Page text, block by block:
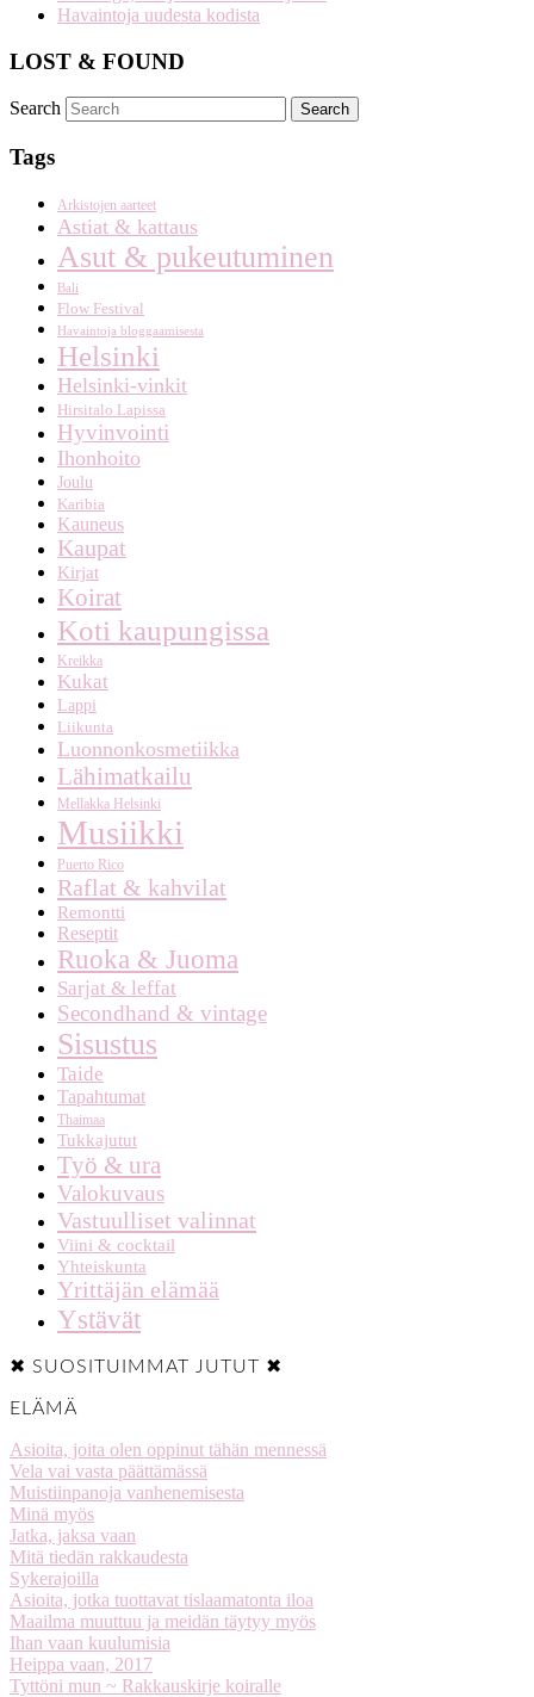
Havaintoja uudesta kodista
LOST & FOUND
Search
Tags
Arkistojen aarteet
Astiat & kattaus
Asut & pukeutuminen
Bali
Flow Festival
Havaintoja bloggaamisesta
Helsinki
Helsinki-vinkit
Hirsitalo Lapissa
Hyvinvointi
Ihonhoito
Joulu
Karibia
Kauneus
Kaupat
Kirjat
Koirat
Koti kaupungissa
Kreikka
Kukat
Lappi
Liikunta
Luonnonkosmetiikka
Lähimatkailu
Mellakka Helsinki
Musiikki
Puerto Rico
Raflat & kahvilat
Remontti
Reseptit
Ruoka & Juoma
Sarjat & leffat
Secondhand & vintage
Sisustus
Taide
Tapahtumat
Thaimaa
Tukkajutut
Työ & ura
Valokuvaus
Vastuulliset valinnat
Viini & cocktail
Yhteiskunta
Yrittäjän elämää
Ystävät
✖ SUOSITUIMMAT JUTUT ✖
ELÄMÄ
Asioita, joita olen oppinut tähän mennessä
Vela vai vasta päättämässä
Muistiinpanoja vanhenemisesta
Minä myös
Jatka, jaksa vaan
Mitä tiedän rakkaudesta
Sykerajoilla
Asioita, jotka tuottavat tislaamatonta iloa
Maailma muuttuu ja meidän täytyy myös
Ihan vaan kuulumisia
Heippa vaan, 2017
Tyttöni mun ~ Rakkauskirje koiralle